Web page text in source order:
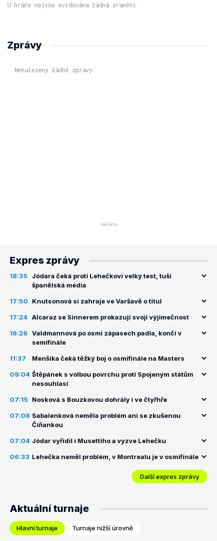
U hráče nejsou evidována žádná zranění.
Zprávy
Nenalezeny žádné zprávy.
Expres zprávy
18:35
Jódara čeká proti Lehečkovi velký test, tuší
španělská média
17:50 Knutsonová si zahraje ve Varšavě o titul
17:24 Alcaraz se Sinnerem prokazují svoji výjimečnost
16:26
Valdmannová po osmi zápasech padla, končí v
semifinále
11:37 Menšíka čeká těžký boj o osmifinále na Masters
09:04 Štěpánek s volbou povrchu proti Spojeným státům
nesouhlasí
07:15 Nosková s Bouzkovou dohrály i ve čtyřhře
07:08 Sabalenková neměla problém ani se zkušenou
Číňankou
07:04 Jódar vyřídil i Musettiho a vyzve Lehečku
06:33 Lehečka neměl problém, v Montrealu je v osmifinále
Další expres zprávy
Aktuální turnaje
Hlavní turnaje Turnaje nižší úrovně